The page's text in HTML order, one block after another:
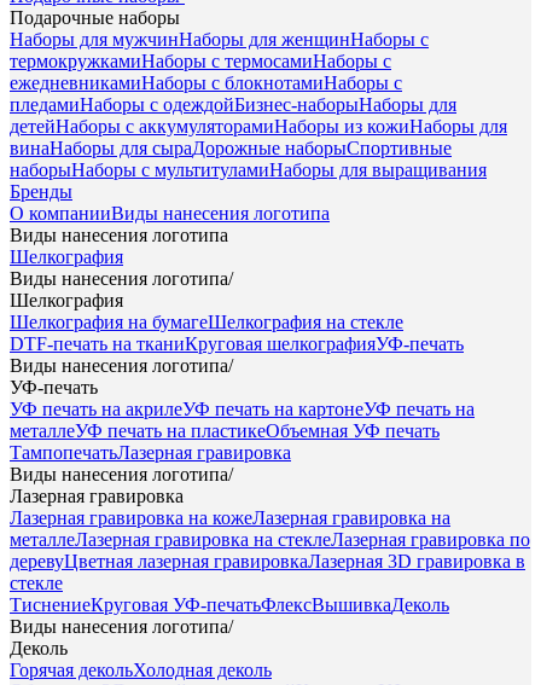
Подарочные наборы
Наборы для мужчинНаборы для женщинНаборы с
термокружкамиНаборы с термосамиНаборы с
ежедневникамиНаборы с блокнотамиНаборы с
пледамиНаборы с одеждойБизнес-наборыНаборы для
детейНаборы с аккумуляторамиНаборы из кожиНаборы для
винаНаборы для сыраДорожные наборыСпортивные
наборыНаборы с мультитуламиНаборы для выращивания
Бренды
О компанииВиды нанесения логотипа
Виды нанесения логотипа
Шелкография
Виды нанесения логотипа/
Шелкография
Шелкография на бумагеШелкография на стекле
DTF-печать на тканиКруговая шелкографияУФ-печать
Виды нанесения логотипа/
УФ-печать
УФ печать на акрилеУФ печать на картонеУФ печать на
металлеУФ печать на пластикеОбъемная УФ печать
ТампопечатьЛазерная гравировка
Виды нанесения логотипа/
Лазерная гравировка
Лазерная гравировка на кожеЛазерная гравировка на
металлеЛазерная гравировка на стеклеЛазерная гравировка по
деревуЦветная лазерная гравировкаЛазерная 3D гравировка в
стекле
ТиснениеКруговая УФ-печатьФлексВышивкаДеколь
Виды нанесения логотипа/
Деколь
Горячая декольХолодная деколь